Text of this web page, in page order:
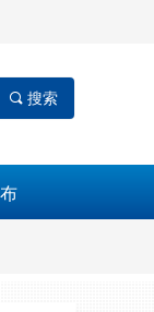
끠 搜索